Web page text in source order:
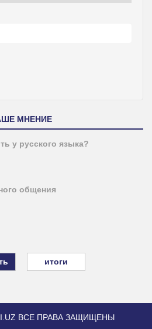
МНЕНИЕ
у русского языка?
общения
итоги
ВСЕ ПРАВА ЗАЩИЩЕНЫ